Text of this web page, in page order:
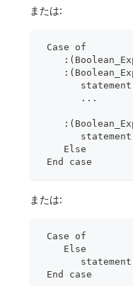
または:
Case of
       ...
    Else
End case
または:
Case of
    Else
End case